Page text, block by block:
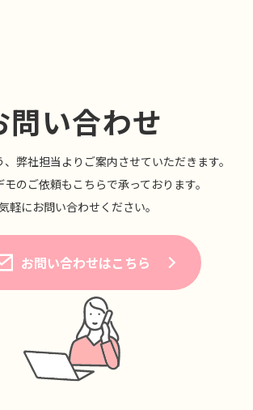
問い合わせ
弊社担当よりご案内させていただきます。
のご依頼もこちらで承っております。
軽にお問い合わせください。
お問い合わせはこちら